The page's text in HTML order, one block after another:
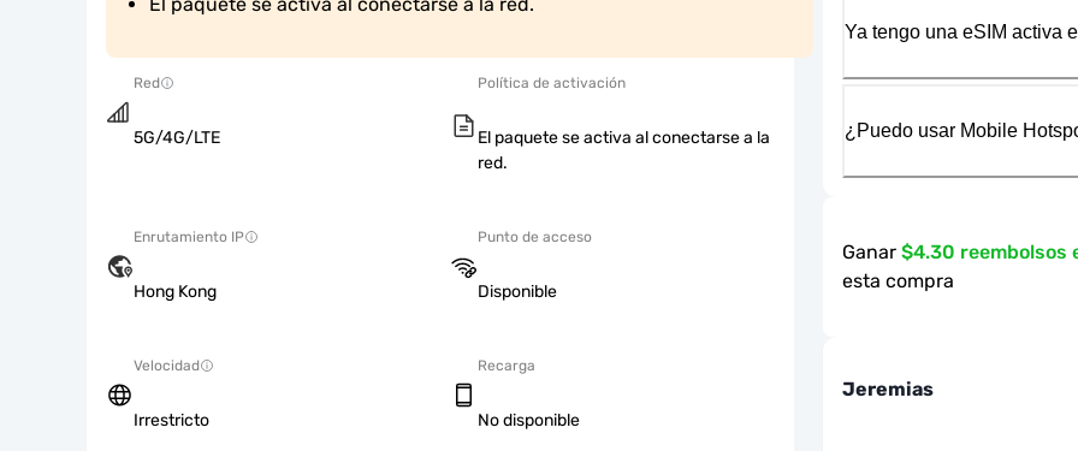
Red
5G/4G/LTE
Política de activación
El paquete se activa al conectarse a la
red.
Enrutamiento IP
Hong Kong
Punto de acceso
Disponible
Velocidad
Irrestricto
Recarga
No disponible
Ya tengo una eSIM activa
¿Puedo usar Mobile
Ganar $4.30 reembolsos
esta compra
Jeremias